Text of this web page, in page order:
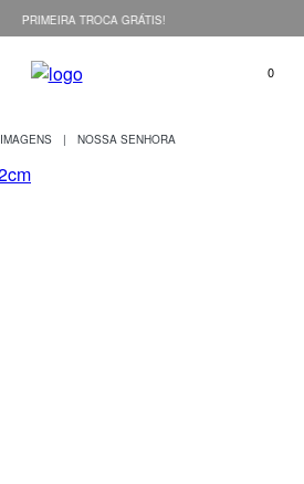
PRIMEIRA TROCA GRÁTIS!
IMAGENS NOSSA SENHORA